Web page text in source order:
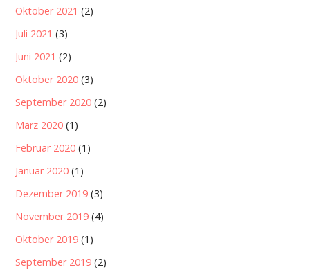
Oktober 2021 (2)
Juli 2021 (3)
Juni 2021 (2)
Oktober 2020 (3)
September 2020 (2)
März 2020 (1)
Februar 2020 (1)
Januar 2020 (1)
Dezember 2019 (3)
November 2019 (4)
Oktober 2019 (1)
September 2019 (2)